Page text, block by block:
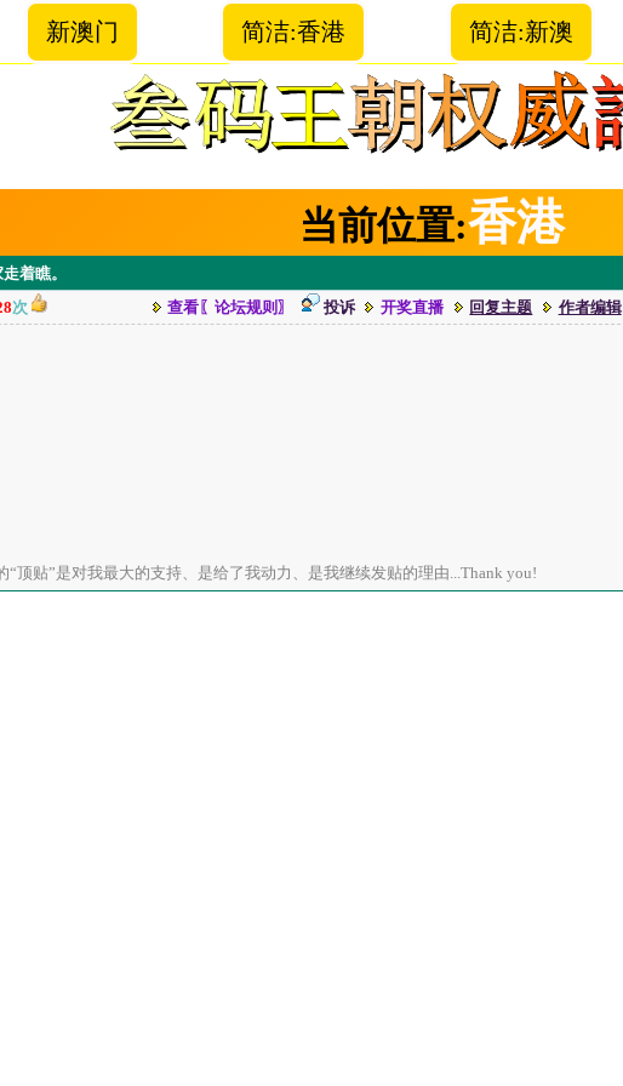
新澳门 简洁:香港 简洁:新澳
当前位置:香港
着瞧。
次 查看〖论坛规则〗 投诉 开奖直播 回复主题 作者编辑
“顶贴”是对我最大的支持、是给了我动力、是我继续发贴的理由...Thank you!